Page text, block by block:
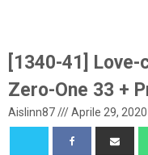
[1340-41]
Zero-One 33 +
Aislinn87///Aprile 29, 2020